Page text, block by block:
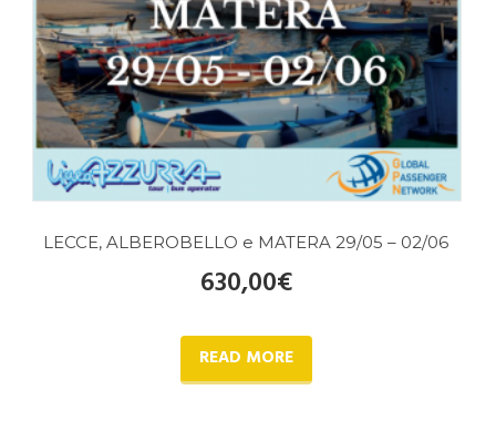
LECCE, ALBEROBELLO e MATERA 29/05 – 02/06
630,00€
READ MORE